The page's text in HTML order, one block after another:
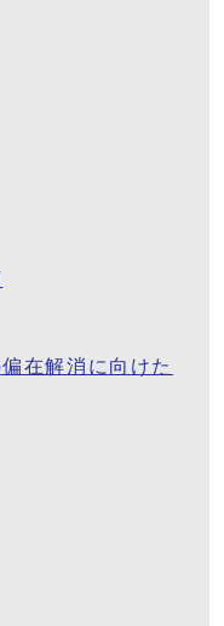
在解消に向けた